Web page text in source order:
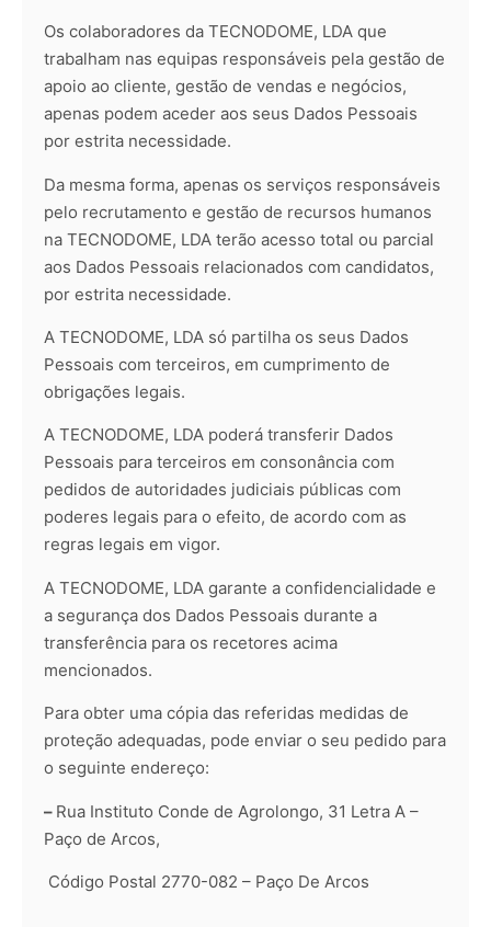
Os colaboradores da TECNODOME, LDA que
trabalham nas equipas responsáveis pela gestão de
apoio ao cliente, gestão de vendas e negócios,
apenas podem aceder aos seus Dados Pessoais
por estrita necessidade.
Da mesma forma, apenas os serviços responsáveis
pelo recrutamento e gestão de recursos humanos
na TECNODOME, LDA terão acesso total ou parcial
aos Dados Pessoais relacionados com candidatos,
por estrita necessidade.
A TECNODOME, LDA só partilha os seus Dados
Pessoais com terceiros, em cumprimento de
obrigações legais.
A TECNODOME, LDA poderá transferir Dados
Pessoais para terceiros em consonância com
pedidos de autoridades judiciais públicas com
poderes legais para o efeito, de acordo com as
regras legais em vigor.
A TECNODOME, LDA garante a confidencialidade e
a segurança dos Dados Pessoais durante a
transferência para os recetores acima
mencionados.
Para obter uma cópia das referidas medidas de
proteção adequadas, pode enviar o seu pedido para
o seguinte endereço:
– Rua Instituto Conde de Agrolongo, 31 Letra A –
Paço de Arcos,
Código Postal 2770-082 – Paço De Arcos